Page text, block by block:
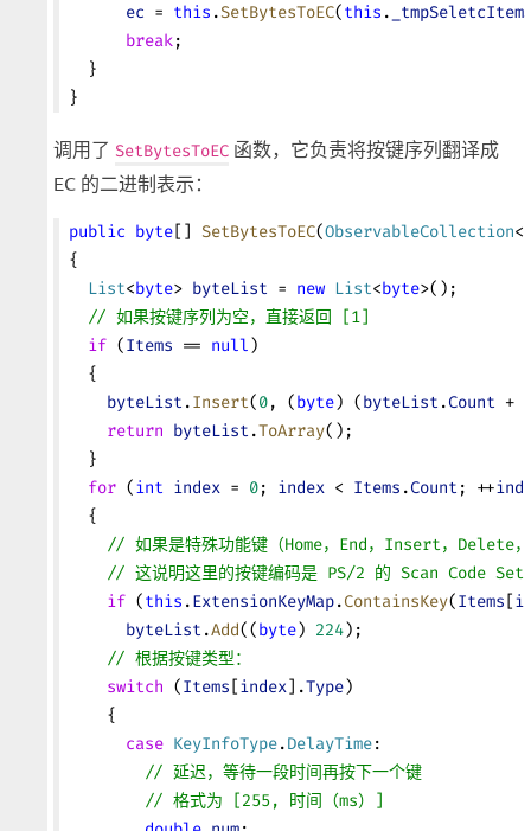
      ec
= this .SetBytesToEC(this .
      break
;
  }
}
调用了 SetBytesToEC 函数，它负责将按键序列翻译成
EC 的二进制表示：
public byte[] SetBytesToEC(ObservableCollection<
{
  List
<byte> byteList = new List<byte>();
  // 如果按键序列为空，直接返回 [1]
  if
(Items == null)
  {
    byteList
.Insert(0, (byte) (byteList .Count +
    return
byteList .ToArray();
  }
  for
(int index = 0; index < Items .Count ; ++
  {
// 如果是特殊功能键（Home，End，Insert，Delete
// 这说明这里的按键编码是 PS/2 的 Scan Code Set
    if
(this .ExtensionKeyMap.ContainsKey(Items[
      byteList
.Add((byte) 224);
    // 根据按键类型：
    switch
(Items[index].Type)
    {
      case
KeyInfoType.DelayTime:
        // 延迟，等待一段时间再按下一个键
        // 格式为 [255, 时间（ms）]